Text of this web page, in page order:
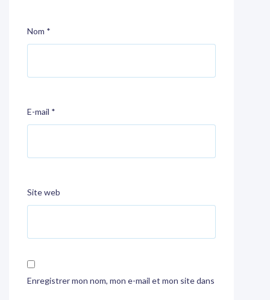
Nom *
E-mail *
Site web
Enregistrer mon nom, mon e-mail et mon site dans